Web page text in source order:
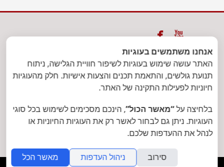

ת.ד. 39833 תל אביב יפו מיקוד
6139702
| טלפון: 03-7301471 | פקס:
1533-7305302
info@decor-delet.co.il|
www.decor-delet.co.il
אנחנו משתמשים בעוגיות
האתר עושה שימוש בעוגיות לשיפור חוויית הגלישה, ניתוח
תנועת גולשים, והתאמת תכנים והצעות אישיות. חלק מהעוגיות
חיוניות לפעילות התקינה של האתר.
בלחיצה על“מאשר הכול”, הינכם מסכימים לשימוש בכל סוגי
העוגיות. ניתן גם לבחור לאשר רק את העוגיות החיוניות או
לנהל את ההעדפות שלכם.
סירוב ניהול העדפות מאשר הכל